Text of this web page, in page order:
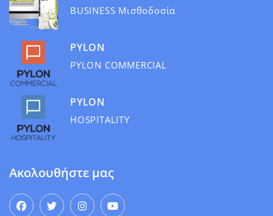
BUSINESS Μισθοδοσία
PYLON
PYLON COMMERCIAL
PYLON
HOSPITALITY
Ακολουθήστε μας